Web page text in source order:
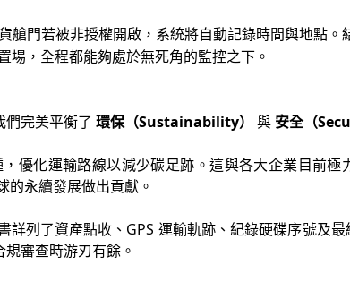
艙門若被非授權開啟，系統將自動記錄時間與地點。
場，全程都能夠處於無死角的監控之下。
們完美平衡了環保（Sustainability） 與 安全（
優化運輸路線以減少碳足跡。這與各大企業目前極
的永續發展做出貢獻。
列了資產點收、GPS 運輸軌跡、紀錄硬碟序號及最
審查時游刃有餘。